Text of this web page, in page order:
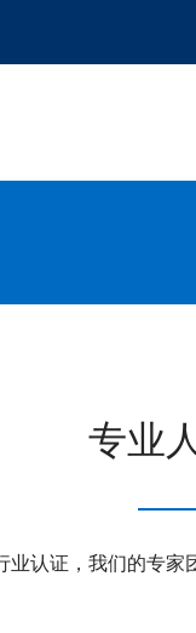
专业
业认证，我们的专家